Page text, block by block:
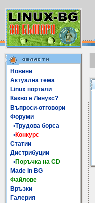
Новини
Актуална тема
Linux портали
Какво е Линукс?
Въпроси-отговори
Форуми
•Трудова борса
•Конкурс
Статии
Дистрибуции
•Поръчка на CD
Made In BG
Файлове
Връзки
Галерия